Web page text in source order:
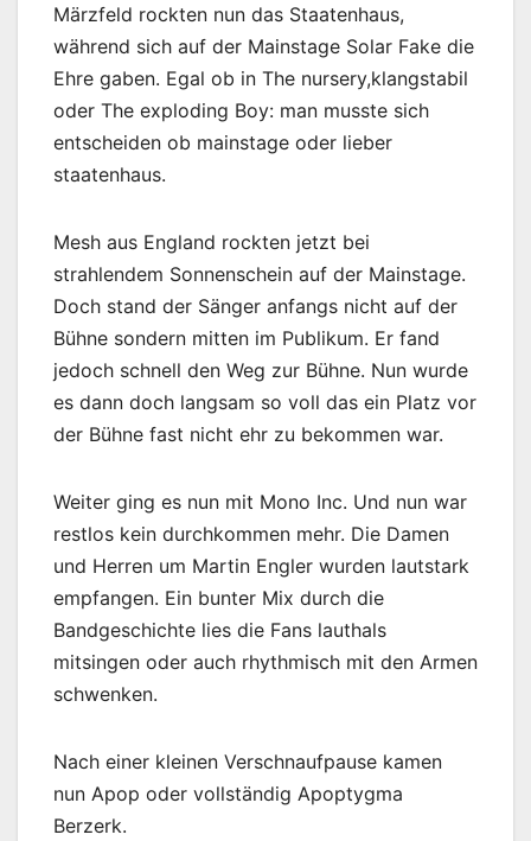
Märzfeld rockten nun das Staatenhaus,
während sich auf der Mainstage Solar Fake die
Ehre gaben. Egal ob in The nursery,klangstabil
oder The exploding Boy: man musste sich
entscheiden ob mainstage oder lieber
staatenhaus.
Mesh aus England rockten jetzt bei
strahlendem Sonnenschein auf der Mainstage.
Doch stand der Sänger anfangs nicht auf der
Bühne sondern mitten im Publikum. Er fand
jedoch schnell den Weg zur Bühne. Nun wurde
es dann doch langsam so voll das ein Platz vor
der Bühne fast nicht ehr zu bekommen war.
Weiter ging es nun mit Mono Inc. Und nun war
restlos kein durchkommen mehr. Die Damen
und Herren um Martin Engler wurden lautstark
empfangen. Ein bunter Mix durch die
Bandgeschichte lies die Fans lauthals
mitsingen oder auch rhythmisch mit den Armen
schwenken.
Nach einer kleinen Verschnaufpause kamen
nun Apop oder vollständig Apoptygma
Berzerk.